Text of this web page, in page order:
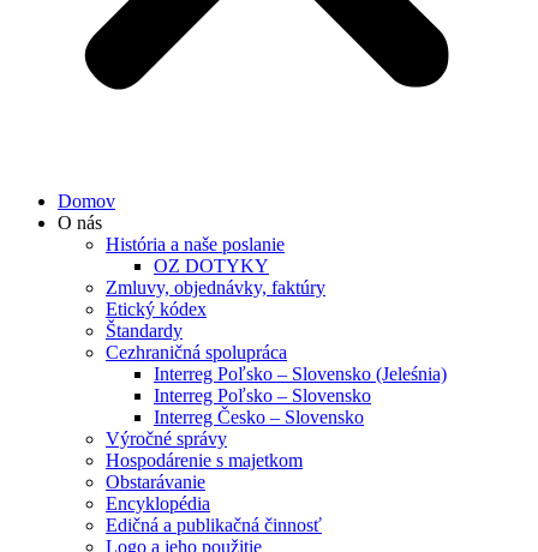
Domov
O nás
História a naše poslanie
OZ DOTYKY
Zmluvy, objednávky, faktúry
Etický kódex
Štandardy
Cezhraničná spolupráca
Interreg Poľsko – Slovensko (Jeleśnia)
Interreg Poľsko – Slovensko
Interreg Česko – Slovensko
Výročné správy
Hospodárenie s majetkom
Obstarávanie
Encyklopédia
Edičná a publikačná činnosť
Logo a jeho použitie